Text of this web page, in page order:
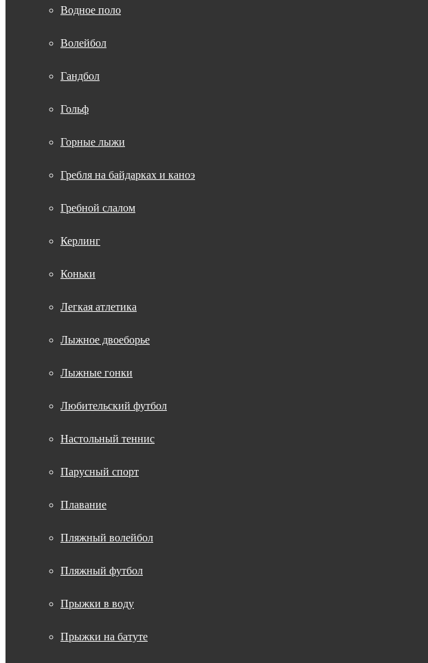
Водное поло
Волейбол
Гандбол
Гольф
Горные лыжи
Гребля на байдарках и каноэ
Гребной слалом
Керлинг
Коньки
Легкая атлетика
Лыжное двоеборье
Лыжные гонки
Любительский футбол
Настольный теннис
Парусный спорт
Плавание
Пляжный волейбол
Пляжный футбол
Прыжки в воду
Прыжки на батуте